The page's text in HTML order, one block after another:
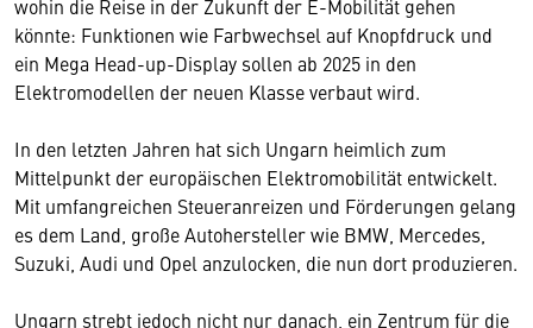
wohin die Reise in der Zukunft der E-Mobilität gehen
könnte: Funktionen wie Farbwechsel auf Knopfdruck und
ein Mega Head-up-Display sollen ab 2025 in den
Elektromodellen der neuen Klasse verbaut wird.
In den letzten Jahren hat sich Ungarn heimlich zum
Mittelpunkt der europäischen Elektromobilität entwickelt.
Mit umfangreichen Steueranreizen und Förderungen gelang
es dem Land, große Autohersteller wie BMW, Mercedes,
Suzuki, Audi und Opel anzulocken, die nun dort produzieren.
Ungarn strebt jedoch nicht nur danach, ein Zentrum für die